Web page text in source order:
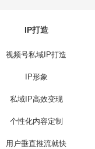
IP打造
视频号私域IP打造
IP形象
私域IP高效变现
个性化内容定制
用户垂直推流就快